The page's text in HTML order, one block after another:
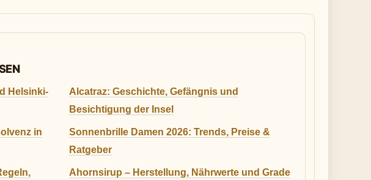
Helsinki-
Alcatraz: Geschichte, Gefängnis und
Besichtigung der Insel
in
Sonnenbrille Damen 2026: Trends, Preise &
Ratgeber
Ahornsirup – Herstellung, Nährwerte und Grade